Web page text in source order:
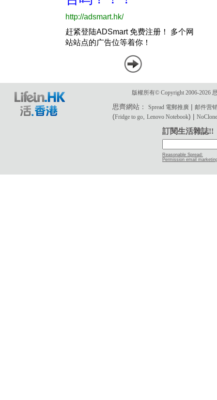
版權所有© Copyright 2006-2026
思齊網站：Spread 電郵推廣 |邮件营
(Fridge to go ,Lenovo Notebook) |